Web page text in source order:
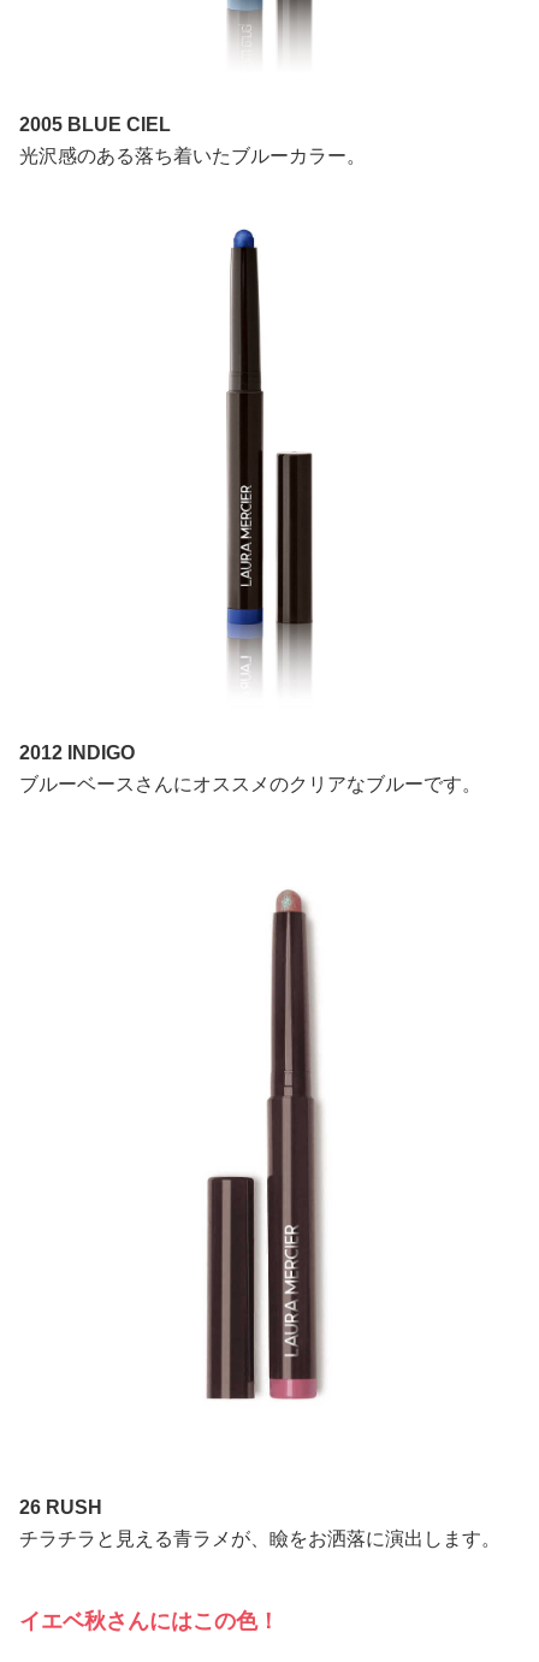
2005 BLUE CIEL
光沢感のある落ち着いたブルーカラー。
2012 INDIGO
ブルーベースさんにオススメのクリアなブルーです。
26 RUSH
チラチラと見える青ラメが、瞼をお洒落に演出します。
イエベ秋さんにはこの色！